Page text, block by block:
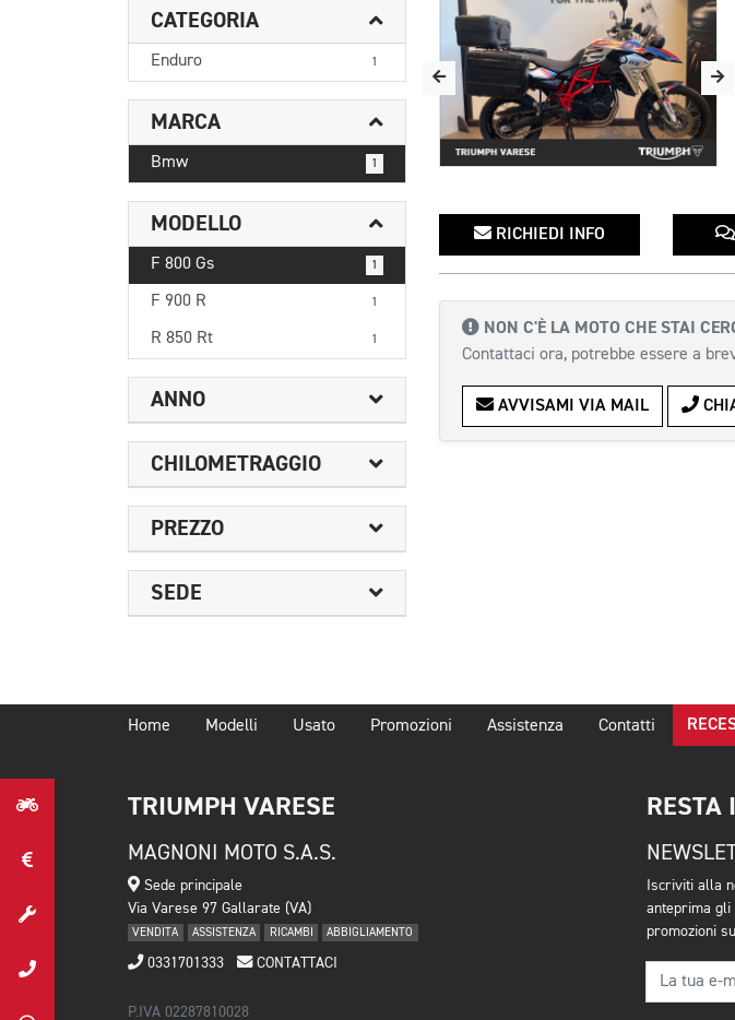
CATEGORIA
Enduro 1
MARCA
Bmw 1
MODELLO
F 800 Gs 1
F 900 R 1
R 850 Rt 1
ANNO
CHILOMETRAGGIO
PREZZO
SEDE
RICHIEDI INFO
NON C'È LA MOTO CHE STAI
Contattaci ora, potrebbe essere a
AVVISAMI VIA MAIL
Home Modelli Usato Promozioni Assistenza Contatti
TRIUMPH VARESE
MAGNONI MOTO S.A.S.
Sede principale
Via Varese 97 Gallarate (VA)
VENDITA ASSISTENZA RICAMBI ABBIGLIAMENTO
0331701333 CONTATTACI
P.IVA 02287810028
RESTA
Iscriviti alla
anteprima gli
promozioni